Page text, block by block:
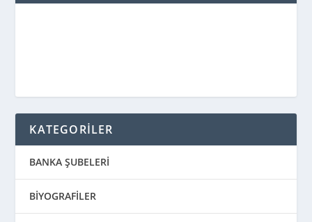
KATEGORİLER
BANKA ŞUBELERİ
BİYOGRAFİLER